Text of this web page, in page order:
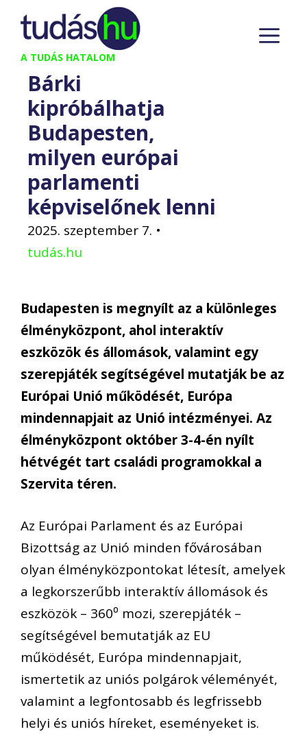
Kilépés
tartalomba
A TUDÁS HATALOM
Bárki
kipróbálhatja
Budapesten,
milyen európai
parlamenti
képviselőnek lenni
2025. szeptember 7. •
tudás.hu
Budapesten is megnyílt az a különleges
élményközpont, ahol interaktív
eszközök és állomások, valamint egy
szerepjáték segítségével mutatják be az
Európai Unió működését, Európa
mindennapjait az Unió intézményei. Az
élményközpont október 3-4-én nyílt
hétvégét tart családi programokkal a
Szervita téren.
Az Európai Parlament és az Európai
Bizottság az Unió minden fővárosában
olyan élményközpontokat létesít, amelyek
a legkorszerűbb interaktív állomások és
eszközök – 360⁰ mozi, szerepjáték –
segítségével bemutatják az EU
működését, Európa mindennapjait,
ismertetik az uniós polgárok véleményét,
valamint a legfontosabb és legfrissebb
helyi és uniós híreket, eseményeket is.